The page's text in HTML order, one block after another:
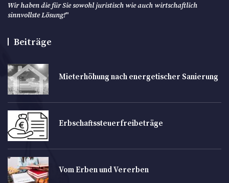
Wir haben die für Sie sowohl juristisch wie auch wirtschaftlich
sinnvollste Lösung!"
Beiträge
Mieterhöhung nach energetischer Sanierung
Erbschaftssteuerfreibeträge
Vom Erben und Vererben